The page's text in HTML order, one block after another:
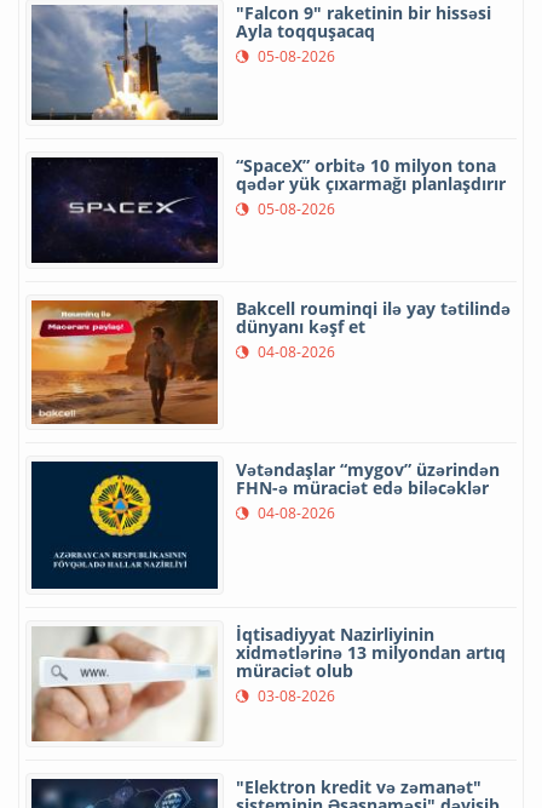
"Falcon 9" raketinin bir hissəsi
Ayla toqquşacaq
05-08-2026
“SpaceX” orbitə 10 milyon tona
qədər yük çıxarmağı planlaşdırır
05-08-2026
Bakcell rouminqi ilə yay tətilində
dünyanı kəşf et
04-08-2026
Vətəndaşlar “mygov” üzərindən
FHN-ə müraciət edə biləcəklər
04-08-2026
İqtisadiyyat Nazirliyinin
xidmətlərinə 13 milyondan artıq
müraciət olub
03-08-2026
"Elektron kredit və zəmanət"